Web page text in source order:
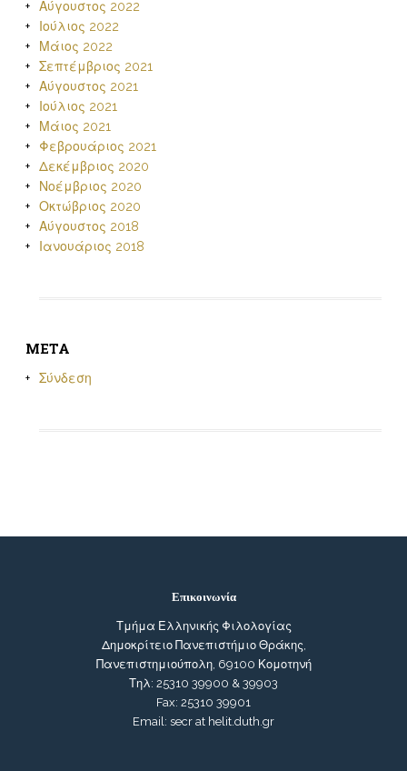
Αύγουστος 2022
Ιούλιος 2022
Μάιος 2022
Σεπτέμβριος 2021
Αύγουστος 2021
Ιούλιος 2021
Μάιος 2021
Φεβρουάριος 2021
Δεκέμβριος 2020
Νοέμβριος 2020
Οκτώβριος 2020
Αύγουστος 2018
Ιανουάριος 2018
META
Σύνδεση
Επικοινωνία
Τμήμα Ελληνικής Φιλολογίας
Δημοκρίτειο Πανεπιστήμιο Θράκης,
Πανεπιστημιούπολη, 69100 Κομοτηνή
Τηλ: 25310 39900 & 39903
Fax: 25310 39901
Email: secr at helit.duth.gr